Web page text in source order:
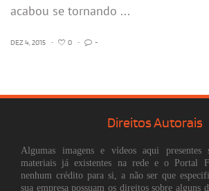
acabou se tornando ...
DEZ 4, 2015 • 0 • -
Direitos Autorais
Algumas imagens e vídeos aqui presentes
materiais já existentes na rede e o Portal
nenhum crédito para si, a não ser que
sua empresa possuam os direitos sobre alguns